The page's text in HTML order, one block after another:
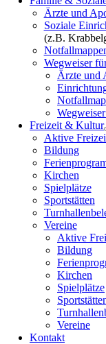
Ärzte und
Soziale
(z.B.
Wegweiser
Ärzte und
Freizeit & Kultur
Aktive
Bildung
Kirchen
Spielplätze
Sportstätten
Vereine
Aktive
Bildung
Kirchen
Spielplätze
Vereine
Kontakt